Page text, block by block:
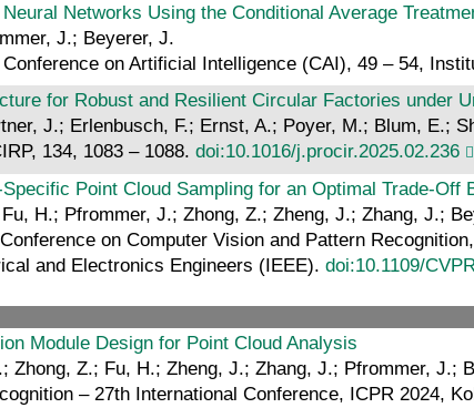
Networks Using the Conditional Average
J.; Beyerer, J.
on Artificial Intelligence (CAI), 49 – 54,
for Robust and Resilient Circular Factories under
J.; Erlenbusch, F.; Ernst, A.; Poyer, M.; Blum,
134, 1083 – 1088. doi:10.1016/j.procir.2025.02.236
Point Cloud Sampling for an Optimal Trade-
H.; Pfrommer, J.; Zhong, Z.; Zheng, J.; Zhang, J.;
on Computer Vision and Pattern
and Electronics Engineers (IEEE). doi:10.1109/
Module Design for Point Cloud Analysis
Zhong, Z.; Fu, H.; Zheng, J.; Zhang, J.; Pfrommer, J.;
– 27th International Conference, ICPR 2024,